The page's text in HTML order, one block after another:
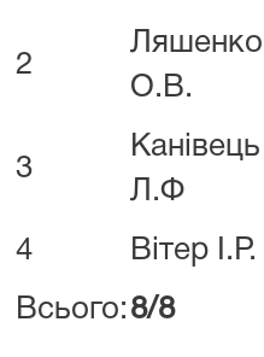
2
Ляшенко
О.В.
3
Канівець
Л.Ф
4 Вітер І.Р.
Всього: 8/8